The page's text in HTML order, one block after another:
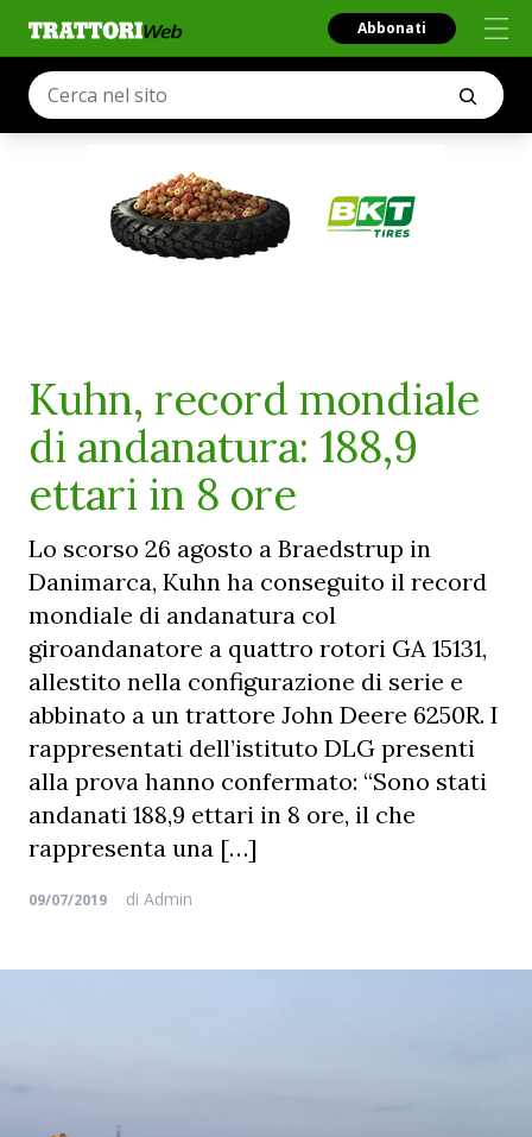
Abbonati
Kuhn, record mondiale
di andanatura: 188,9
ettari in 8 ore
Lo scorso 26 agosto a Braedstrup in
Danimarca, Kuhn ha conseguito il record
mondiale di andanatura col
giroandanatore a quattro rotori GA 15131,
allestito nella configurazione di serie e
abbinato a un trattore John Deere 6250R. I
rappresentati dell’istituto DLG presenti
alla prova hanno confermato: “Sono stati
andanati 188,9 ettari in 8 ore, il che
rappresenta una […]
09/07/2019 di Admin